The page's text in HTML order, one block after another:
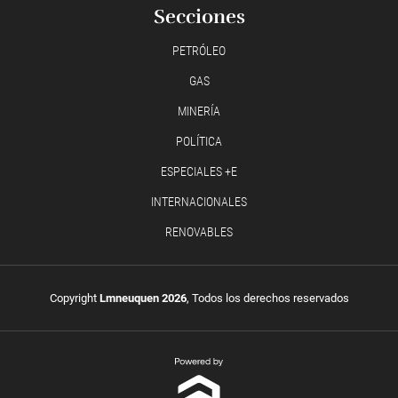
Secciones
PETRÓLEO
GAS
MINERÍA
POLÍTICA
ESPECIALES +E
INTERNACIONALES
RENOVABLES
Copyright Lmneuquen 2026, Todos los derechos reservados